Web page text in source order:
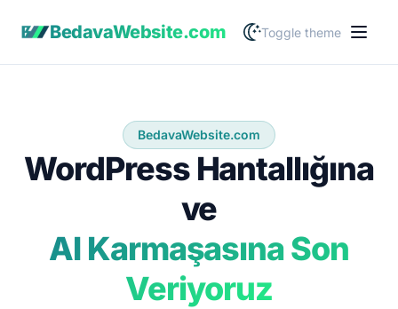
BedavaWebsite.com Toggle theme
BedavaWebsite.com
WordPress Hantallığına
ve
AI Karmaşasına Son
Veriyoruz